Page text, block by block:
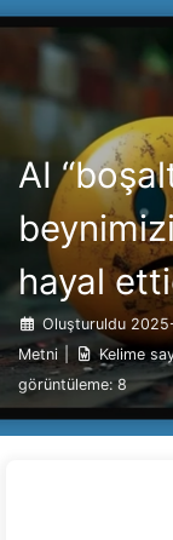
AI ile
Kategoriler
AI
hayal
Yavaş
Oluşturuldu
Metni
Kelime
görüntüleme: 8